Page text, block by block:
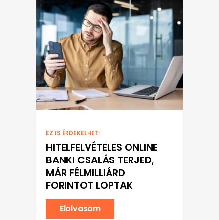
EZ IS ÉRDEKELHET:
HITELFELVÉTELES ONLINE
BANKI CSALÁS TERJED,
MÁR FÉLMILLIÁRD
FORINTOT LOPTAK
Elolvasom